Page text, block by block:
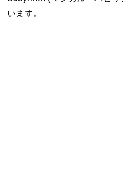
います。